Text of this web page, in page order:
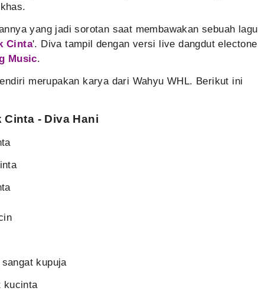
yang jadi sorotan saat membawakan sebuah lagu
Cinta'. Diva tampil dengan versi live dangdut electone
Music.
merupakan karya dari Wahyu WHL. Berikut ini
- Diva Hani
kupuja
kucinta